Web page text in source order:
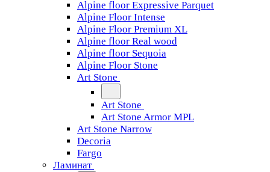
Alpine floor Expressive Parquet
Alpine Floor Intense
Alpine Floor Premium XL
Alpine floor Real wood
Alpine floor Sequoia
Alpine Floor Stone
Art Stone
Art Stone
Art Stone Armor MPL
Art Stone Narrow
Decoria
Fargo
Ламинат